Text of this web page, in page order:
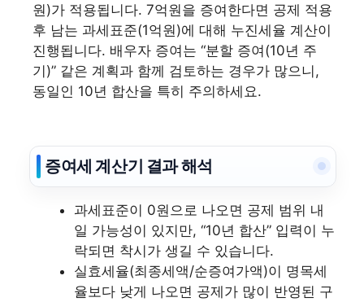
원)가 적용됩니다. 7억원을 증여한다면 공제 적용
후 남는 과세표준(1억원)에 대해 누진세율 계산이
진행됩니다. 배우자 증여는 “분할 증여(10년 주
기)” 같은 계획과 함께 검토하는 경우가 많으니,
동일인 10년 합산을 특히 주의하세요.
증여세 계산기 결과 해석
과세표준이 0원으로 나오면 공제 범위 내
일 가능성이 있지만, “10년 합산” 입력이 누
락되면 착시가 생길 수 있습니다.
실효세율(최종세액/순증여가액)이 명목세
율보다 낮게 나오면 공제가 많이 반영된 구